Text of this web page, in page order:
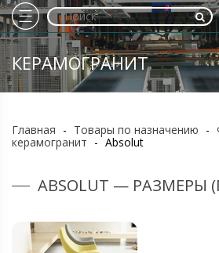
КЕРАМОГРАНИТ
Главная - Товары по назначению -
керамогранит - Absolut
ABSOLUT — РАЗМЕРЫ